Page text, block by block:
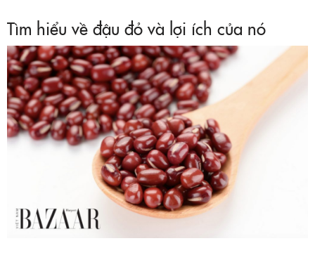
Tìm hiểu về đậu đỏ và lợi ích của nó